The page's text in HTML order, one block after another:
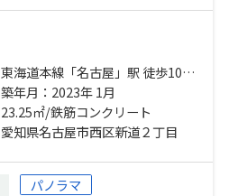
東海道本線「名古屋」駅 徒歩10分
名古屋市営鶴舞線「浅間町」駅 徒
歩9分 名古屋市営桜通線「国際セン
ター」駅 徒歩15分
築年月：2023年 1月
23.25㎡/鉄筋コンクリート
愛知県名古屋市西区新道２丁目
パノラマ